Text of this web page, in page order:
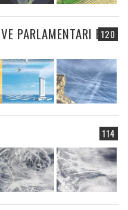
120
PARLAMENTARI E
114